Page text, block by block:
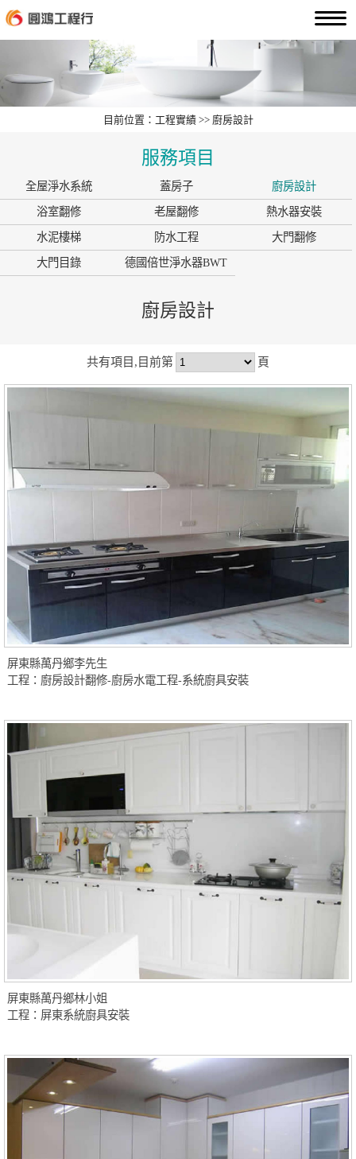
目前位置：工程實績 >> 廚房設計
服務項目
全屋淨水系統 蓋房子
廚房設計
浴室翻修
老屋翻修
熱水器安裝
水泥樓梯
防水工程
大門翻修
大門目錄
德國倍世淨水器BWT
廚房設計
共有項目,目前第 頁
屏東縣萬丹鄉李先生
工程：廚房設計翻修-廚房水電工程-系統廚具安裝
屏東縣萬丹鄉林小姐
工程：屏東系統廚具安裝